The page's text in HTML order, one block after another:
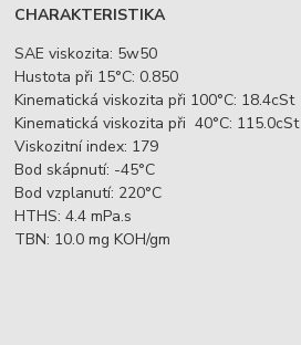
CHARAKTERISTIKA
SAE viskozita: 5w50
Hustota při 15°C: 0.850
Kinematická viskozita při 100°C: 18.4cSt
Kinematická viskozita při 40°C: 115.0cSt
Viskozitní index: 179
Bod skápnutí: -45°C
Bod vzplanutí: 220°C
HTHS: 4.4 mPa.s
TBN: 10.0 mg KOH/gm